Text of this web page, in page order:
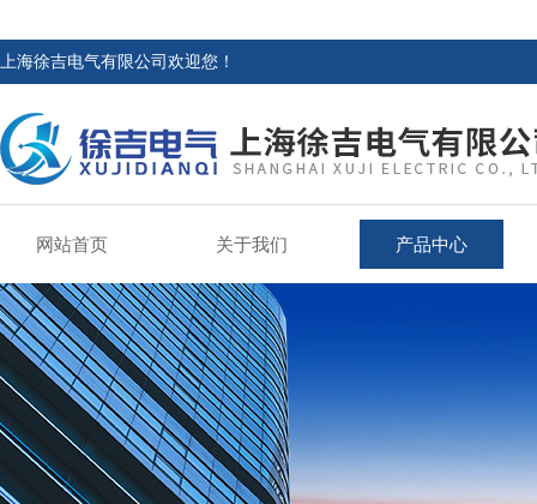
上海徐吉电气有限公司欢迎您！
网站首页 关于我们 产品中心